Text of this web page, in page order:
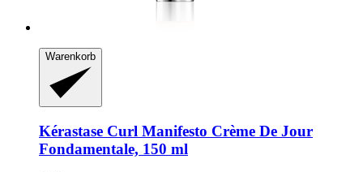
Warenkorb
Kérastase Curl Manifesto Crème De Jour
Fondamentale, 150 ml